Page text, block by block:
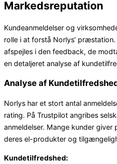
Markedsreputation
Kundeanmeldelser og
rolle i at forstå Norlys’
afspejles i den feedback, de
en detaljeret analyse af
Analyse af
Norlys har et stort antal
rating. På Trustpilot angribes
anmeldelser. Mange kunder
deres el-produkter og
Kundetilfredshed: